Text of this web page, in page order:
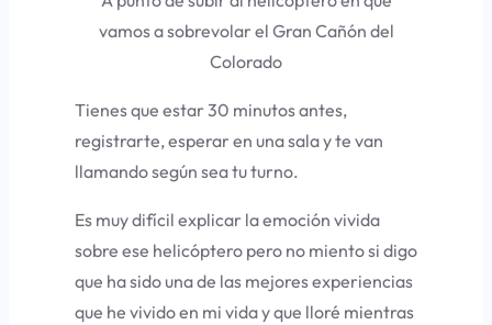
vamos a sobrevolar el Gran Cañón del
Colorado
Tienes que estar 30 minutos antes,
registrarte, esperar en una sala y te van
llamando según sea tu turno.
Es muy difícil explicar la emoción vivida
sobre ese helicóptero pero no miento si digo
que ha sido una de las mejores experiencias
que he vivido en mi vida y que lloré mientras